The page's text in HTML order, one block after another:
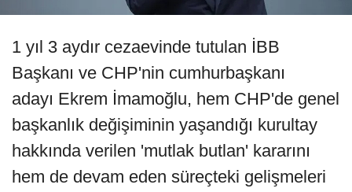
1 yıl 3 aydır cezaevinde tutulan İBB
Başkanı ve CHP'nin cumhurbaşkanı
adayı Ekrem İmamoğlu, hem CHP'de genel
başkanlık değişiminin yaşandığı kurultay
hakkında verilen 'mutlak butlan' kararını
hem de devam eden süreçteki gelişmeleri